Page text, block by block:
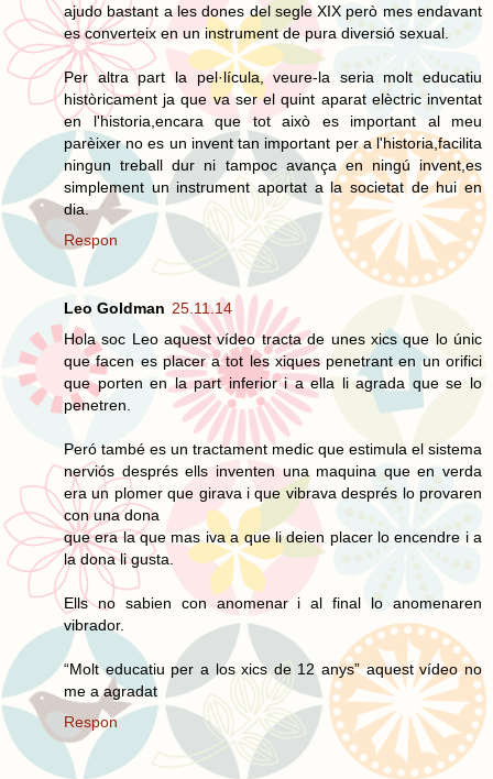
ajudo bastant a les dones del segle XIX però mes endavant
es converteix en un instrument de pura diversió sexual.
Per altra part la pel·lícula, veure-la seria molt educatiu
històricament ja que va ser el quint aparat elèctric inventat
en l'historia,encara que tot això es important al meu
parèixer no es un invent tan important per a l'historia,facilita
ningun treball dur ni tampoc avança en ningú invent,es
simplement un instrument aportat a la societat de hui en
dia.
Respon
Leo Goldman 25.11.14
Hola soc Leo aquest vídeo tracta de unes xics que lo únic
que facen es placer a tot les xiques penetrant en un orifici
que porten en la part inferior i a ella li agrada que se lo
penetren.
Peró també es un tractament medic que estimula el sistema
nerviós després ells inventen una maquina que en verda
era un plomer que girava i que vibrava després lo provaren
con una dona
que era la que mas iva a que li deien placer lo encendre i a
la dona li gusta.
Ells no sabien con anomenar i al final lo anomenaren
vibrador.
“Molt educatiu per a los xics de 12 anys” aquest vídeo no
me a agradat
Respon